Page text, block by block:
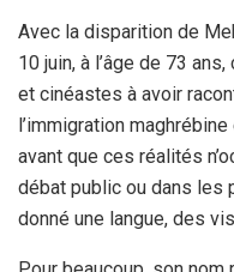
Avec la disparition de
10 juin, à l’âge de 73
et cinéastes à avoir
l’immigration
avant que ces réalités
débat public ou dans les
donné une langue, des